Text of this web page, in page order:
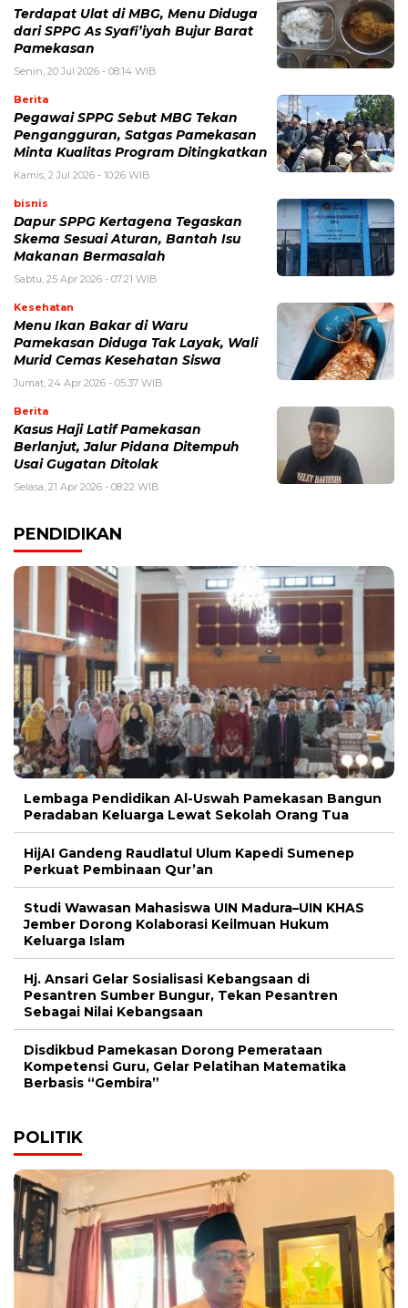
Terdapat Ulat di MBG, Menu Diduga
dari SPPG As Syafi’iyah Bujur Barat
Pamekasan
Senin, 20 Jul 2026 - 08:14 WIB
Berita
Pegawai SPPG Sebut MBG Tekan
Pengangguran, Satgas Pamekasan
Minta Kualitas Program Ditingkatkan
Kamis, 2 Jul 2026 - 10:26 WIB
bisnis
Dapur SPPG Kertagena Tegaskan
Skema Sesuai Aturan, Bantah Isu
Makanan Bermasalah
Sabtu, 25 Apr 2026 - 07:21 WIB
Kesehatan
Menu Ikan Bakar di Waru
Pamekasan Diduga Tak Layak, Wali
Murid Cemas Kesehatan Siswa
Jumat, 24 Apr 2026 - 05:37 WIB
Berita
Kasus Haji Latif Pamekasan
Berlanjut, Jalur Pidana Ditempuh
Usai Gugatan Ditolak
Selasa, 21 Apr 2026 - 08:22 WIB
PENDIDIKAN
Lembaga Pendidikan Al-Uswah Pamekasan Bangun
Peradaban Keluarga Lewat Sekolah Orang Tua
HijAI Gandeng Raudlatul Ulum Kapedi Sumenep
Perkuat Pembinaan Qur’an
Studi Wawasan Mahasiswa UIN Madura–UIN KHAS
Jember Dorong Kolaborasi Keilmuan Hukum
Keluarga Islam
Hj. Ansari Gelar Sosialisasi Kebangsaan di
Pesantren Sumber Bungur, Tekan Pesantren
Sebagai Nilai Kebangsaan
Disdikbud Pamekasan Dorong Pemerataan
Kompetensi Guru, Gelar Pelatihan Matematika
Berbasis “Gembira”
POLITIK